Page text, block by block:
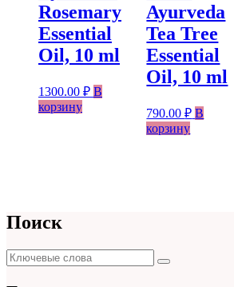
Rosemary
Essential
Oil, 10 ml
1300.00 ₽ В
корзину
Ayurveda
Tea Tree
Essential
Oil, 10 ml
790.00₽ В
корзину
Поиск
Поиск
для:
Поиск